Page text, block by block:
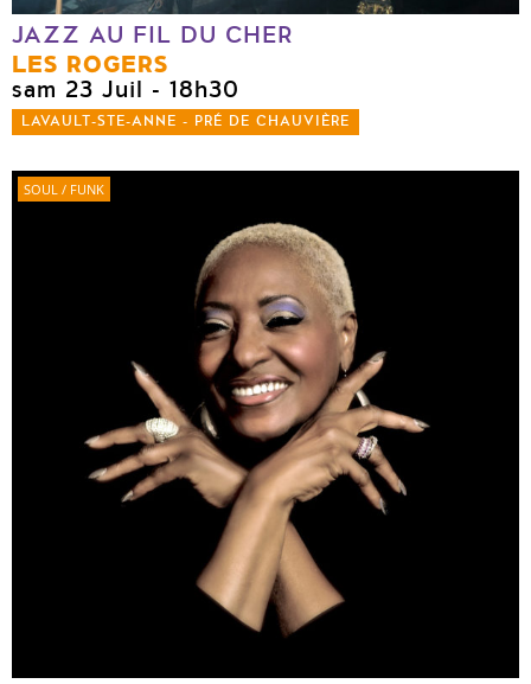
JAZZ AU FIL DU CHER
LES ROGERS
sam 23 Juil - 18h30
LAVAULT-STE-ANNE - PRÉ DE CHAUVIÈRE
SOUL / FUNK